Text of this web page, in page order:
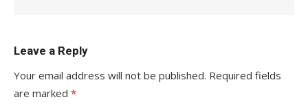
Leave a Reply
Your email address will not be published. Required fields
are marked *